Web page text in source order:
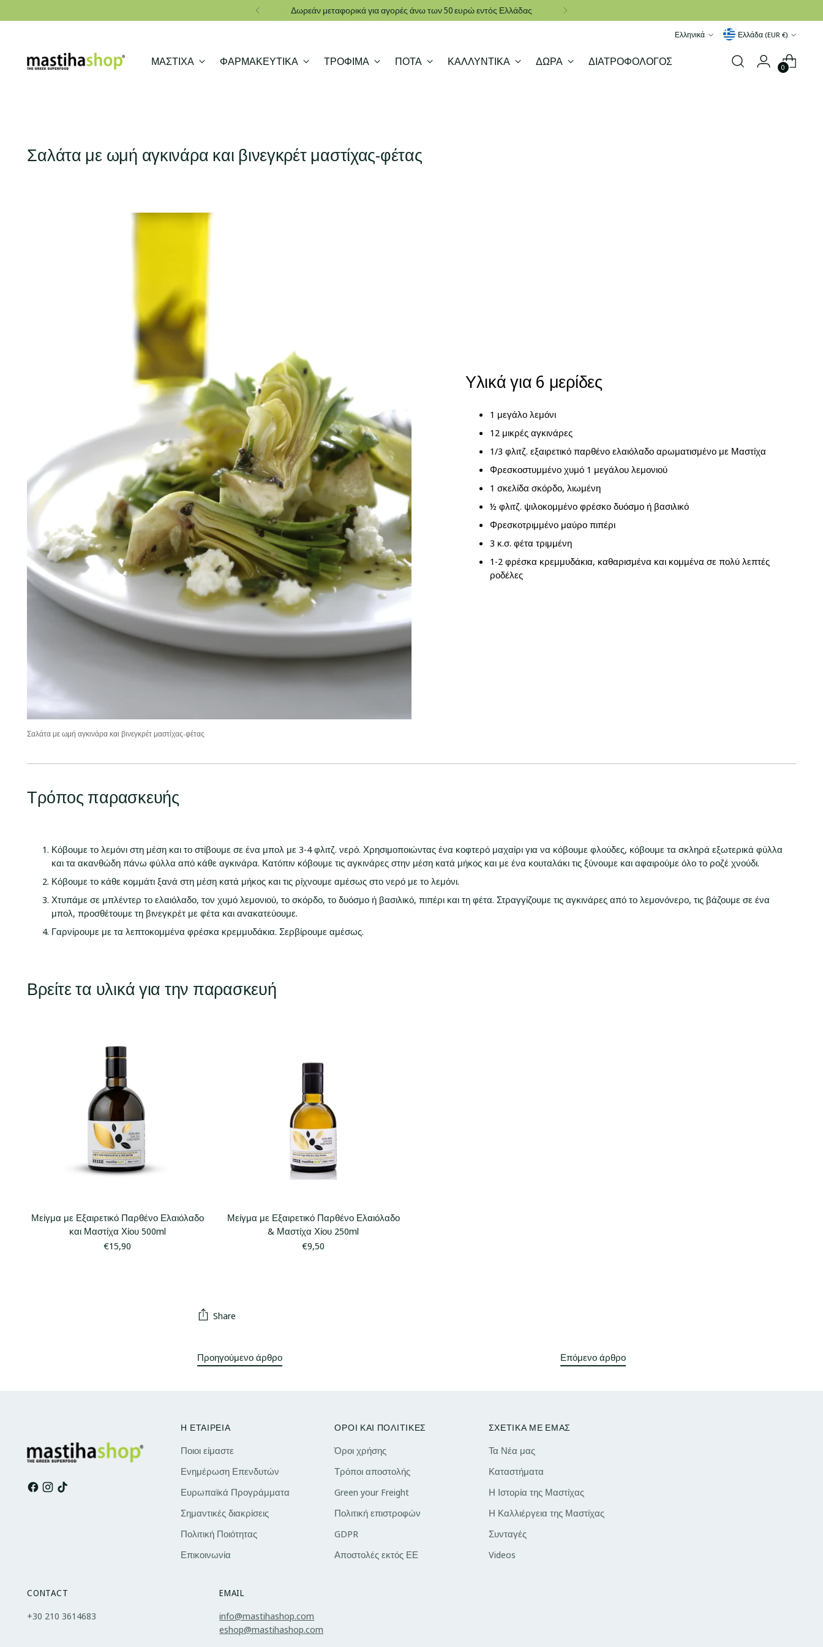
Δωρεάν μεταφορικά για αγορές άνω των 50 ευρώ εντός Ελλάδας
Γλώσσα
Ελληνικά Νόμισμα Ελλάδα (EUR €)
ΜΑΣΤΙΧΑ ΦΑΡΜΑΚΕΥΤΙΚΑ ΤΡΟΦΙΜΑ ΠΟΤΑ ΚΑΛΛΥΝΤΙΚΑ ΔΩΡΑ ΔΙΑΤΡΟΦΟΛΟΓΟΣ 0
Σαλάτα με ωμή αγκινάρα και βινεγκρέτ μαστίχας-φέτας
Σαλάτα με ωμή αγκινάρα και βινεγκρέτ μαστίχας-φέτας
Υλικά για 6 μερίδες
1 μεγάλο λεμόνι
12 μικρές αγκινάρες
1/3 φλιτζ. εξαιρετικό παρθένο ελαιόλαδο αρωματισμένο με Μαστίχα
Φρεσκοστυμμένο χυμό 1 μεγάλου λεμονιού
1 σκελίδα σκόρδο, λιωμένη
½ φλιτζ. ψιλοκομμένο φρέσκο δυόσμο ή βασιλικό
Φρεσκοτριμμένο μαύρο πιπέρι
3 κ.σ. φέτα τριμμένη
1-2 φρέσκα κρεμμυδάκια, καθαρισμένα και κομμένα σε πολύ λεπτές
ροδέλες
Τρόπος παρασκευής
Κόβουμε το λεμόνι στη μέση και το στίβουμε σε ένα μπολ με 3-4 φλιτζ. νερό. Χρησιμοποιώντας ένα κοφτερό μαχαίρι για να κόβουμε φλούδες, κόβουμε τα σκληρά εξωτερικά φύλλα
και τα ακανθώδη πάνω φύλλα από κάθε αγκινάρα. Κατόπιν κόβουμε τις αγκινάρες στην μέση κατά μήκος και με ένα κουταλάκι τις ξύνουμε και αφαιρούμε όλο το ροζέ χνούδι.
Κόβουμε το κάθε κομμάτι ξανά στη μέση κατά μήκος και τις ρίχνουμε αμέσως στο νερό με το λεμόνι.
Χτυπάμε σε μπλέντερ το ελαιόλαδο, τον χυμό λεμονιού, το σκόρδο, το δυόσμο ή βασιλικό, πιπέρι και τη φέτα. Στραγγίζουμε τις αγκινάρες από το λεμονόνερο, τις βάζουμε σε ένα
μπολ, προσθέτουμε τη βινεγκρέτ με φέτα και ανακατεύουμε.
Γαρνίρουμε με τα λεπτοκομμένα φρέσκα κρεμμυδάκια. Σερβίρουμε αμέσως.
Βρείτε τα υλικά για την παρασκευή
Μείγμα με Εξαιρετικό Παρθένο Ελαιόλαδο
και Μαστίχα Χίου 500ml
€15,90
Μείγμα με Εξαιρετικό Παρθένο Ελαιόλαδο
& Μαστίχα Χίου 250ml
€9,50
Share
Προηγούμενο άρθρο Επόμενο άρθρο
Η ΕΤΑΙΡΕΙΑ
Ποιοι είμαστε
Ενημέρωση Επενδυτών
Ευρωπαϊκά Προγράμματα
Σημαντικές διακρίσεις
Πολιτική Ποιότητας
Επικοινωνία
ΟΡΟΙ ΚΑΙ ΠΟΛΙΤΙΚΕΣ
Όροι χρήσης
Τρόποι αποστολής
Green your Freight
Πολιτική επιστροφών
GDPR
Αποστολές εκτός ΕΕ
ΣΧΕΤΙΚΑ ΜΕ ΕΜΑΣ
Τα Νέα μας
Καταστήματα
Η Ιστορία της Μαστίχας
Η Καλλιέργεια της Μαστίχας
Συνταγές
Videos
CONTACT
+30 210 3614683
EMAIL
info@mastihashop.com
eshop@mastihashop.com